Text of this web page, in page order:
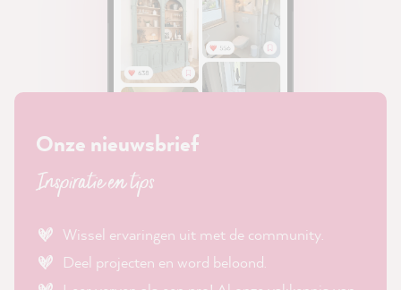
Onze nieuwsbrief
Inspiratie en tips
Wissel ervaringen uit met de community.
Deel projecten en word beloond.